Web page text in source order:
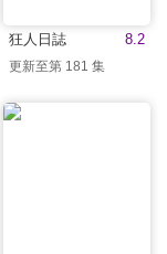
8.2
狂人日誌
更新至第 181 集